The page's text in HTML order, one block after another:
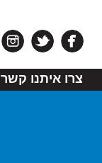
צרו איתנו קשר